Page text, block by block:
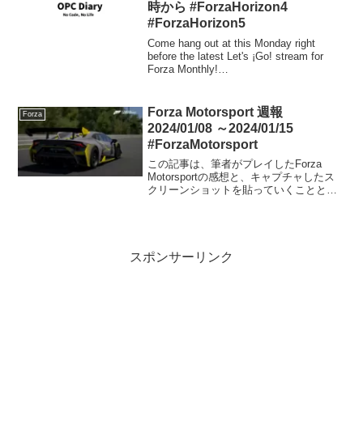
時から #ForzaHorizon4
#ForzaHorizon5
Come hang out at this Monday right
before the latest Let's ¡Go! stream for
Forza Monthly!
Forza
Forza Motorsport 週報
2024/01/08 ～2024/01/15
#ForzaMotorsport
この記事は、筆者がプレイしたForza
Motorsportの感想と、キャプチャしたス
クリーンショットを貼っていくことと、
スポンサーリンク